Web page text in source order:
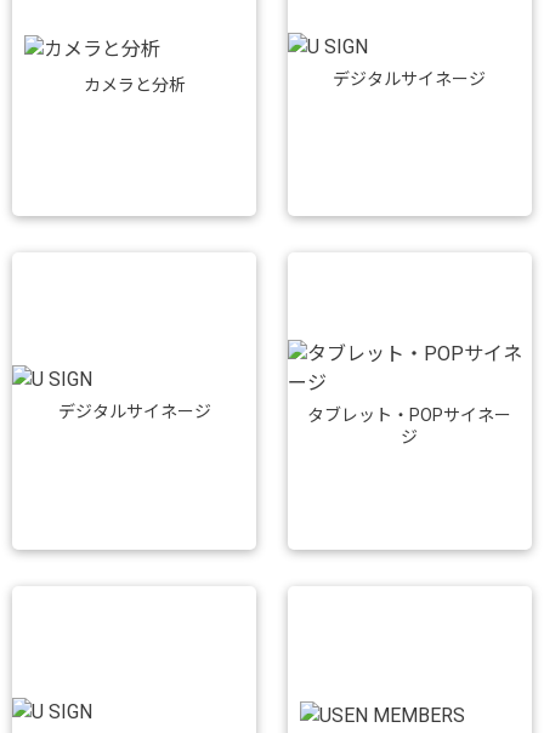
カメラと分析 デジタルサイネージ
デジタルサイネージ
タブレット・POPサイネー
ジ